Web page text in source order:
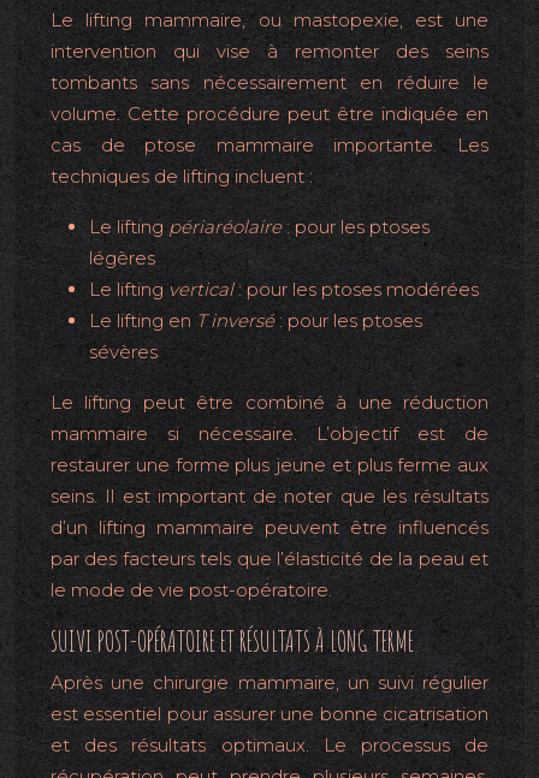
Le lifting mammaire, ou mastopexie, est une
intervention qui vise à remonter des seins
tombants sans nécessairement en réduire le
volume. Cette procédure peut être indiquée en
cas de ptose mammaire importante. Les
techniques de lifting incluent :
Le lifting périaréolaire: pour les ptoses
légères
Le liftingvertical: pour les ptoses modérées
Le lifting en T inversé: pour les ptoses
sévères
Le lifting peut être combiné à une réduction
mammaire si nécessaire. L’objectif est de
restaurer une forme plus jeune et plus ferme aux
seins. Il est important de noter que les résultats
d’un lifting mammaire peuvent être influencés
par des facteurs tels que l’élasticité de la peau et
le mode de vie post-opératoire.
SUIVI POST-OPÉRATOIRE ET RÉSULTATS À LONG TERME
Après une chirurgie mammaire, un suivi régulier
est essentiel pour assurer une bonne cicatrisation
et des résultats optimaux. Le processus de